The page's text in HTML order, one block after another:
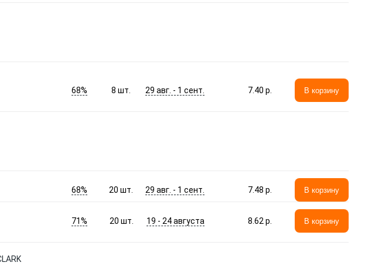
68% 8 шт. 29 авг. - 1 сент. 7.40 p. В корзину
68% 20 шт. 29 авг. - 1 сент. 7.48 p. В корзину
71% 20 шт. 19 - 24 августа 8.62 p. В корзину